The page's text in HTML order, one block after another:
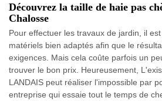
Découvrez la taille de haie pas
Chalosse
Pour effectuer les travaux de jardin, il
matériels bien adaptés afin que le
exigences. Mais cela coûte parfois un
trouver le bon prix. Heureusement,
LANDAIS peut réaliser l'impossible par
entreprise qui essaie tout le temps de